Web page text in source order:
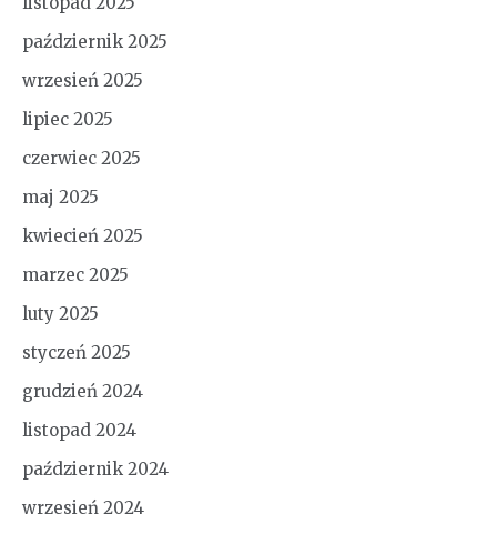
październik 2025
wrzesień 2025
lipiec 2025
czerwiec 2025
maj 2025
kwiecień 2025
marzec 2025
luty 2025
styczeń 2025
grudzień 2024
listopad 2024
październik 2024
wrzesień 2024